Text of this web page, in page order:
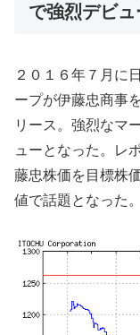
で強烈デビュ
２０１６年７月に
ープが伊藤忠商事
リース。強烈なマ
ューとなった。レ
藤忠株価を目標株
値で話題となった。